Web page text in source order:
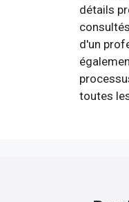
détails
d'un
toutes